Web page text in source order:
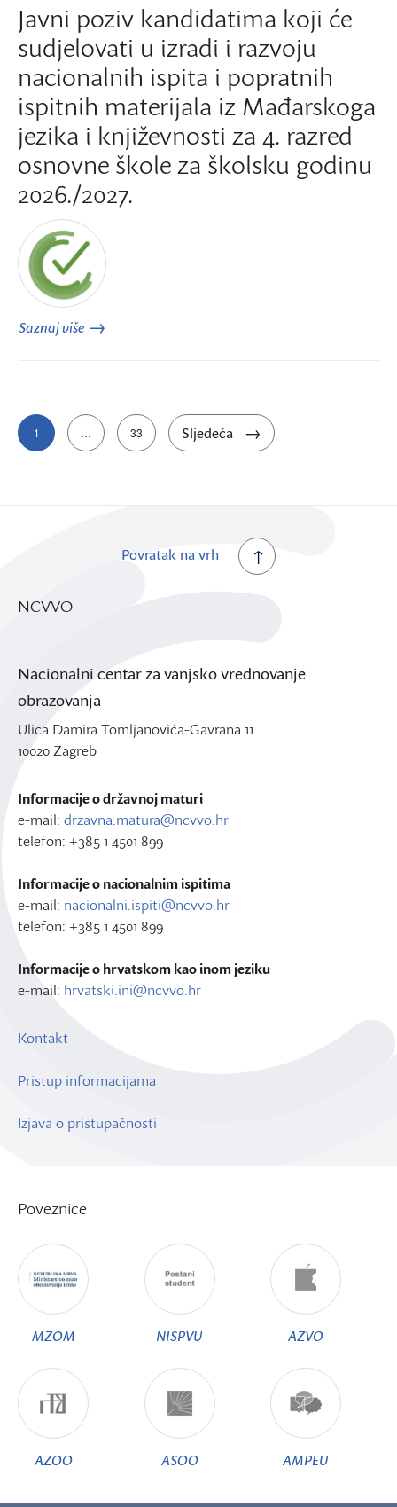
Javni poziv kandidatima koji će
sudjelovati u izradi i razvoju
nacionalnih ispita i popratnih
ispitnih materijala iz Mađarskoga
jezika i književnosti za 4. razred
osnovne škole za školsku godinu
2026./2027.
Saznaj više
Brojevi
stranica
1 … 33 Sljedeća
Povratak na vrh
NCVVO
Nacionalni centar za vanjsko vrednovanje
obrazovanja
Ulica Damira Tomljanovića-Gavrana 11
10020 Zagreb
Informacije o državnoj maturi
e-mail: drzavna.matura@ncvvo.hr
telefon: +385 1 4501 899
Informacije o nacionalnim ispitima
e-mail: nacionalni.ispiti@ncvvo.hr
telefon: +385 1 4501 899
Informacije o hrvatskom kao inom jeziku
e-mail: hrvatski.ini@ncvvo.hr
Kontakt
Pristup informacijama
Izjava o pristupačnosti
Poveznice
MZOM NISPVU AZVO
AZOO ASOO AMPEU